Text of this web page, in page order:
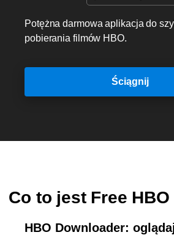
Potężna darmowa aplikacja do
pobierania filmów HBO.
Ściągnij
Co to jest Free
HBO Downloader: